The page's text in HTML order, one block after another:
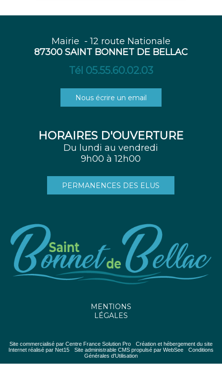
Mairie - 12 route Nationale
87300 SAINT BONNET DE BELLAC
Tél 05.55.60.02.03
Nous écrire un email
HORAIRES D'OUVERTURE
Du lundi au vendredi
9h00 à 12h00
PERMANENCES DES ELUS
MENTIONS
LÉGALES
Site commercialisé par Centre France Solution Pro - Création et hébergement du site
Internet réalisé par Net15 - Site administrable CMS propulsé par WebSee - Conditions
Générales d'Utilisation